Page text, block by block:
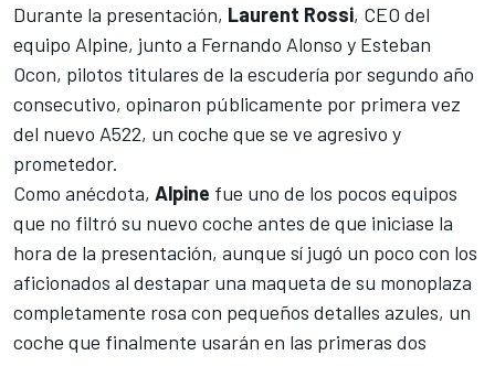
Durante la presentación, Laurent Rossi, CEO del
equipo Alpine, junto a Fernando Alonso y Esteban
Ocon, pilotos titulares de la escudería por segundo año
consecutivo, opinaron públicamente por primera vez
del nuevo A522, un coche que se ve agresivo y
prometedor.
Como anécdota, Alpine fue uno de los pocos equipos
que no filtró su nuevo coche antes de que iniciase la
hora de la presentación, aunque sí jugó un poco con los
aficionados al destapar una maqueta de su monoplaza
completamente rosa con pequeños detalles azules, un
coche que finalmente usarán en las primeras dos